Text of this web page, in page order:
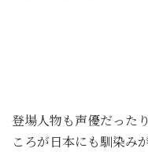
登場人物も声優だった
ころが日本にも馴染み